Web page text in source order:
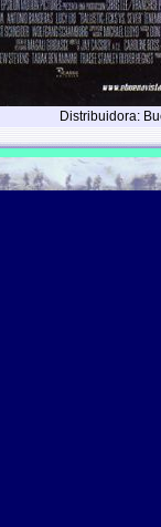
Distribuidora: